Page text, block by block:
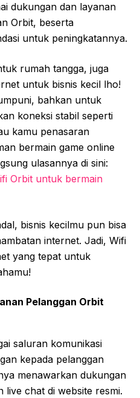
dukungan dan layanan
Orbit, beserta
untuk peningkatannya.
rumah tangga, juga
untuk bisnis kecil lho!
bahkan untuk
koneksi stabil seperti
kamu penasaran
bermain game online
ulasannya di sini:
Orbit untuk bermain
bisnis kecilmu pun bisa
internet. Jadi, Wifi
yang tepat untuk
Pelanggan Orbit
saluran komunikasi
kepada pelanggan
menawarkan dukungan
live chat di website resmi.